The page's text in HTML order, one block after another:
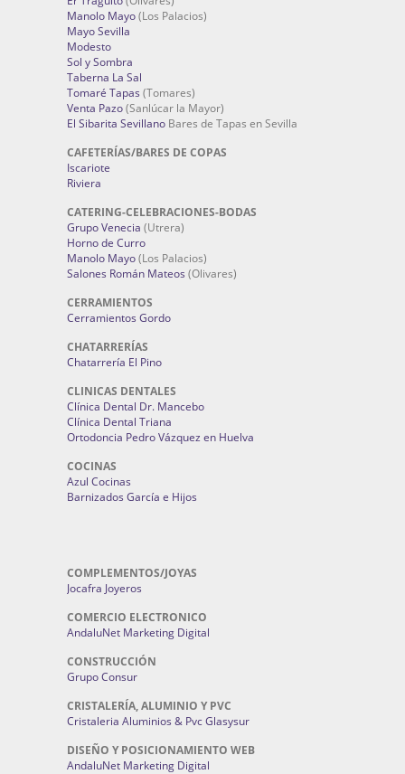
Manolo Mayo(Los Palacios)
Mayo Sevilla
Modesto
Sol y Sombra
Taberna La Sal
Tomaré Tapas (Tomares)
Venta Pazo(Sanlúcar la Mayor)
El Sibarita Sevillano Bares de Tapas en Sevilla
CAFETERÍAS/BARES DE COPAS
Iscariote
Riviera
CATERING-CELEBRACIONES-BODAS
Grupo Venecia (Utrera)
Horno de Curro
Manolo Mayo(Los Palacios)
Salones Román Mateos (Olivares)
CERRAMIENTOS
Cerramientos Gordo
CHATARRERÍAS
Chatarrería El Pino
CLINICAS DENTALES
Clínica Dental Dr. Mancebo
Clínica Dental Triana
Ortodoncia Pedro Vázquez en Huelva
COCINAS
Azul Cocinas
Barnizados García e Hijos
COMPLEMENTOS/JOYAS
Jocafra Joyeros
COMERCIO ELECTRONICO
AndaluNet Marketing Digital
CONSTRUCCIÓN
Grupo Consur
CRISTALERÍA, ALUMINIO Y PVC
Cristaleria Aluminios & Pvc Glasysur
DISEÑO Y POSICIONAMIENTO WEB
AndaluNet Marketing Digital